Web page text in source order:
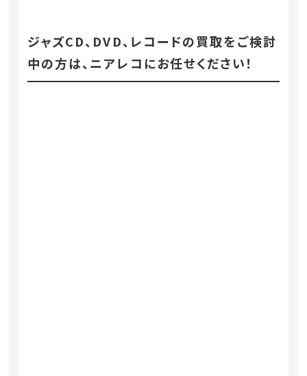
ジャズCD、DVD、レコードの買取をご検討
中の方は、ニアレコにお任せください！